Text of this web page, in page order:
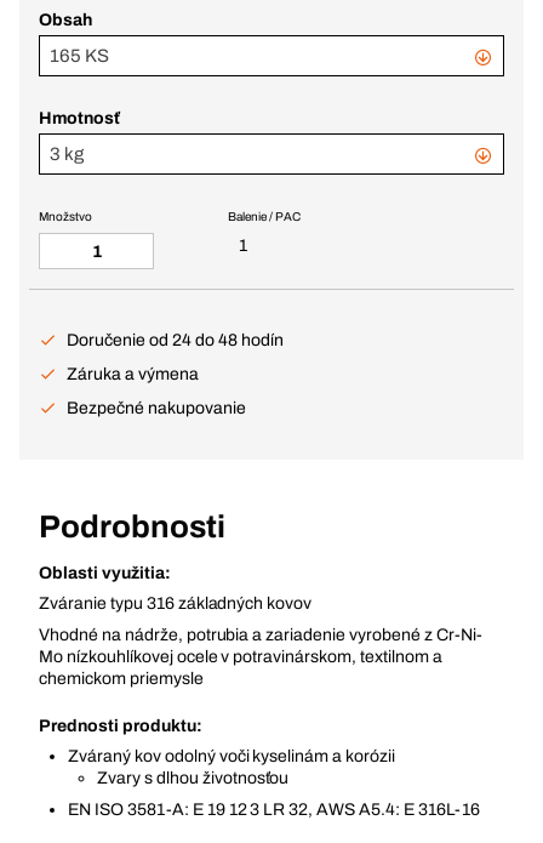
Obsah
165 KS
Hmotnosť
3 kg
Balenie / PAC
1
Množstvo
Doručenie od 24 do 48 hodín
Záruka a výmena
Bezpečné nakupovanie
Podrobnosti
Oblasti využitia:
Zváranie typu 316 základných kovov
Vhodné na nádrže, potrubia a zariadenie vyrobené z Cr-Ni-
Mo nízkouhlíkovej ocele v potravinárskom, textilnom a
chemickom priemysle
Prednosti produktu:
Zváraný kov odolný voči kyselinám a korózii
Zvary s dlhou životnosťou
EN ISO 3581-A: E 19 12 3 LR 32, AWS A5.4: E 316L-16